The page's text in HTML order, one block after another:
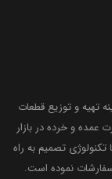
تهیه و توزیع قطعات
عمده و خرده در بازار
تصمیم به راه
سفارشات نموده است.